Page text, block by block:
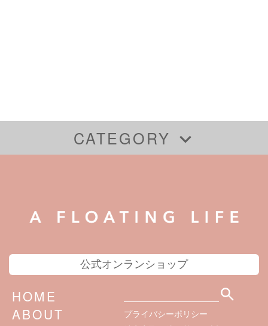
CATEGORY
全ての商品 ミニ６サイズ（システム手帳）
レポートパッド型（システム手帳不要）
システム手帳カバー公式オンランショップ
HOME
ABOUT
プライバシーポリシー